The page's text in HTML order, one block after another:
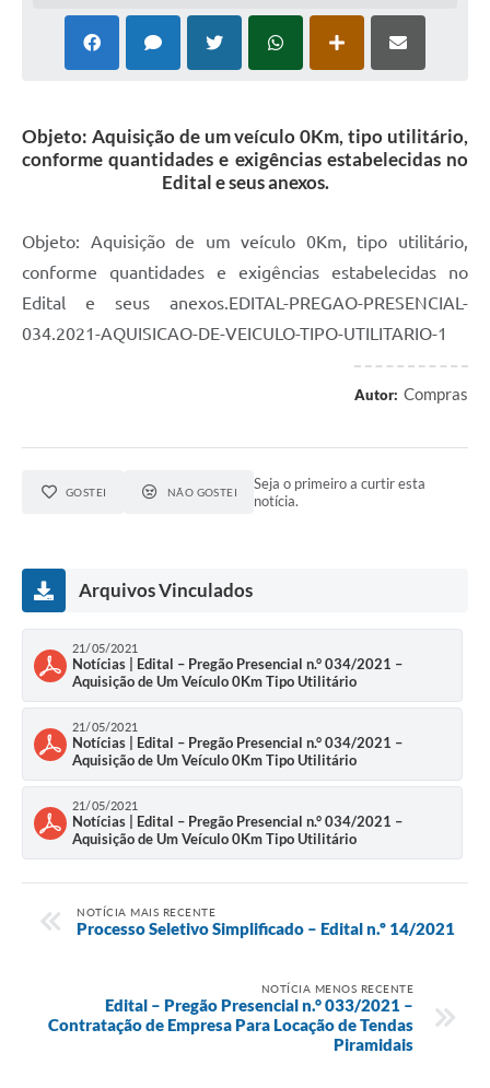
Objeto: Aquisição de um veículo 0Km, tipo utilitário,
conforme quantidades e exigências estabelecidas no
Edital e seus anexos.
Objeto: Aquisição de um veículo 0Km, tipo utilitário,
conforme quantidades e exigências estabelecidas no
Edital e seus anexos.EDITAL-PREGAO-PRESENCIAL-
034.2021-AQUISICAO-DE-VEICULO-TIPO-UTILITARIO-1
Autor: Compras
GOSTEI NÃO GOSTEI
Seja o primeiro a curtir esta
notícia.
Arquivos Vinculados
21/05/2021
Notícias | Edital – Pregão Presencial n.° 034/2021 –
Aquisição de Um Veículo 0Km Tipo Utilitário
21/05/2021
Notícias | Edital – Pregão Presencial n.° 034/2021 –
Aquisição de Um Veículo 0Km Tipo Utilitário
21/05/2021
Notícias | Edital – Pregão Presencial n.° 034/2021 –
Aquisição de Um Veículo 0Km Tipo Utilitário
NOTÍCIA MAIS RECENTE
Processo Seletivo Simplificado – Edital n.º 14/2021
NOTÍCIA MENOS RECENTE
Edital – Pregão Presencial n.° 033/2021 –
Contratação de Empresa Para Locação de Tendas
Piramidais